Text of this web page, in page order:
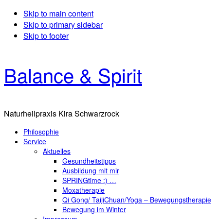
Skip to main content
Skip to primary sidebar
Skip to footer
Balance & Spirit
Naturheilpraxis Kira Schwarzrock
Philosophie
Service
Aktuelles
Gesundheitstipps
Ausbildung mit mir
SPRINGtime :) …
Moxatherapie
Qi Gong/ TaijiChuan/Yoga – Bewegungstherapie
Bewegung im Winter